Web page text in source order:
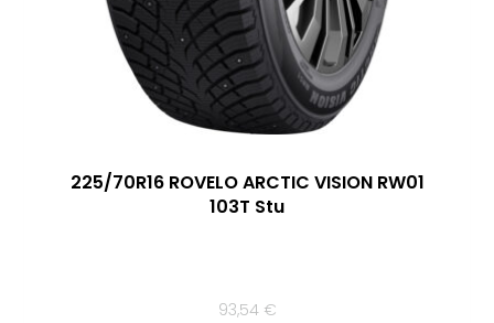
225/70R16 ROVELO ARCTIC VISION RW01
103T Stu
93,54 €